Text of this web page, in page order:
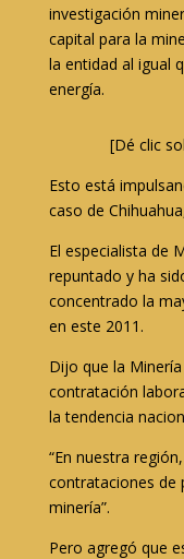
investigación
capital para la
la entidad al igual
energía.
[Dé clic
Esto está
caso de
El especialista de
repuntado y ha
concentrado la
en este 2011.
Dijo que la
contratación
la tendencia
“En nuestra
contrataciones de
minería”.
Pero agregó que